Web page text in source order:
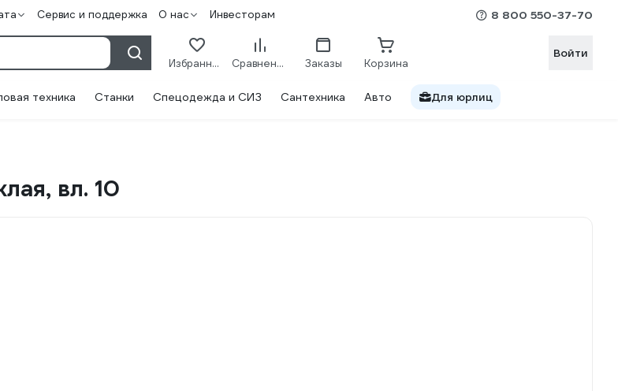
Сервис и поддержка О нас Инвесторам 8 800 550-37-70
Избранное Сравнение Заказы Корзина
Войти
техника Станки Спецодежда и СИЗ Сантехника Авто Для юрлиц
вл. 10